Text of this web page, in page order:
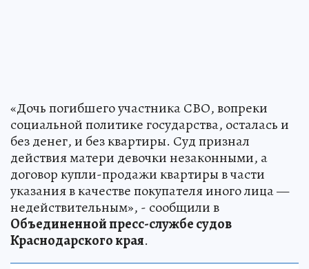
«Дочь погибшего участника СВО, вопреки
социальной политике государства, осталась и
без денег, и без квартиры. Суд признал
действия матери девочки незаконными, а
договор купли-продажи квартиры в части
указания в качестве покупателя иного лица —
недействительным», - сообщили в
Объединенной пресс-службе судов
Краснодарского края.